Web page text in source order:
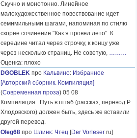
Скучно и монотонно. Линейное
малохудожественное повествование идет
семимильными шагами, напоминая по стилю
скорее сочинение "Как я провел лето". К
середине читал через строчку, к концу уже
через несколько страниц. Не советую, ………
Оценка: плохо
DGOBLEK про Кальвино: Избранное
[Авторский сборник. Компиляция]
(Современная проза) 05 08
Компиляция...Путь в штаб (рассказ, перевод Р.
Хлодовского) должен быть, здесь же вставили
другой перевод.
Oleg68 про Шлинк: Чтец [Der Vorleser ru]